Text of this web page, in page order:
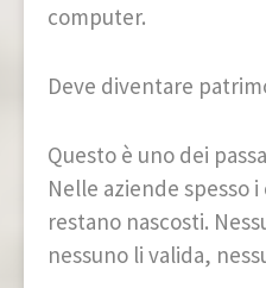
computer.
Deve diventare
Questo è uno dei
Nelle aziende spesso i
restano nascosti.
nessuno li valida,